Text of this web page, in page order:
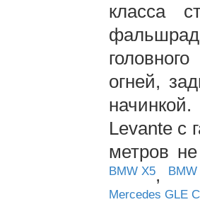
класса
огней,
начинкой.
Levante с
метров
BMW X5,
BMW
Mercedes GLE